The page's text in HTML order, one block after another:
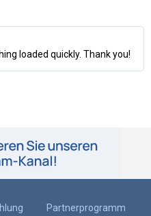
loaded quickly. Thank you!
Partnerprogramm